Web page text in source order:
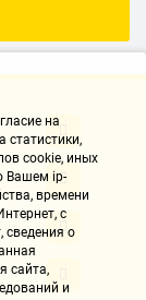
на
статистики,
cookie, иных
Вашем ip-
времени
с
сведения о
сайта,
и